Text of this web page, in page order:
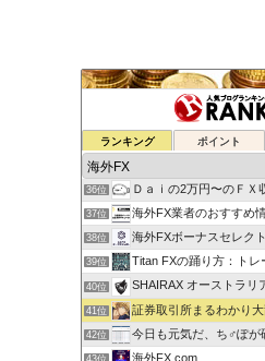
ランキング ポイント
34位 ゆるゆる兼業投資家
35位
36位 Ｄａｉの2万円〜のＦＸ
37位 海外FX業者のおすすめ
38位 海外FXボーナスセレクト
39位 Titan FXの踊り方：ト
40位 SHAIRAX オーストラリア・
41位 証券取引所まるわかり
42位 今日も元気だ、ち♂ぽが
43位 海外FX.com